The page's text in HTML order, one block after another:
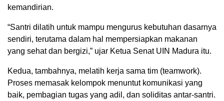
kemandirian.
“Santri dilatih untuk mampu mengurus kebutuhan dasarnya
sendiri, terutama dalam hal mempersiapkan makanan
yang sehat dan bergizi,” ujar Ketua Senat UIN Madura itu.
Kedua, tambahnya, melatih kerja sama tim (teamwork).
Proses memasak kelompok menuntut komunikasi yang
baik, pembagian tugas yang adil, dan soliditas antar-santri.